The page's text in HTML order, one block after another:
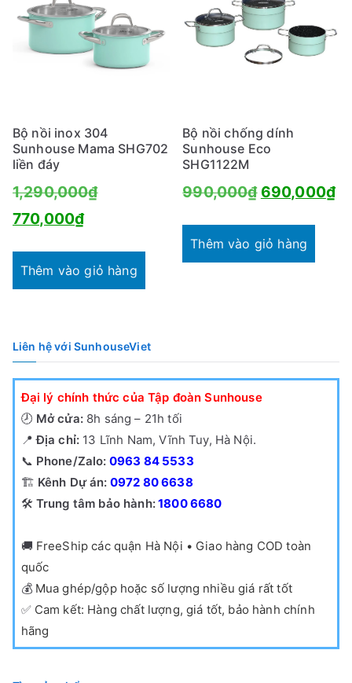
Bộ nồi inox 304
Sunhouse Mama SHG702
liền đáy
1,290,000₫Giá
1,290,000₫.
770,000₫Giá
tại
Thêm vào giỏ hàng
Bộ nồi chống dính
Sunhouse Eco
SHG1122M
990,000₫ Giá
là:
690,000₫
Thêm vào giỏ hàng
Liên hệ với SunhouseViet
Đại lý chính thức của Tập đoàn Sunhouse
🕗 Mở cửa:8h sáng – 21h tối
📍Địa chỉ: 13 Lĩnh Nam, Vĩnh Tuy, Hà Nội.
📞 Phone/Zalo: 0963 84 5533
🏗️ Kênh Dự án: 0972 80 6638
🛠️ Trung tâm bảo hành:1800 6680
🚚 FreeShip các quận Hà Nội • Giao hàng COD toàn
quốc
💰 Mua ghép/gộp hoặc số lượng nhiều giá rất tốt
✅ Cam kết: Hàng chất lượng, giá tốt, bảo hành chính
hãng